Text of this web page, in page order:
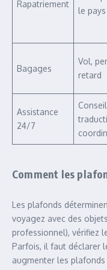
Rapatriement
le pays
Bagages
Vol,
retard
Assistance
24/7
Comment les
Les plafonds
voyagez avec des
professionnel), vérifiez
Parfois, il faut déclarer
augmenter les plafonds